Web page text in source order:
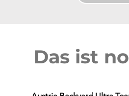
Das ist